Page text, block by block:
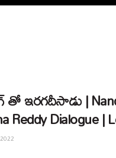
ఇరగదీసాడు |
Reddy Dialogue |